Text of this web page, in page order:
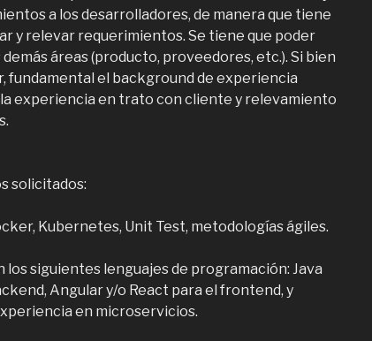
a los desarrolladores, de manera que tiene
y relevar requerimientos. Se tiene que poder
áreas (producto, proveedores, etc.). Si bien
fundamental el background de experiencia
experiencia en trato con cliente y relevamiento
solicitados:
Kubernetes, Unit Test, metodologías ágiles.
los siguientes lenguajes de programación: Java
Angular y/o React para el frontend, y
en microservicios.